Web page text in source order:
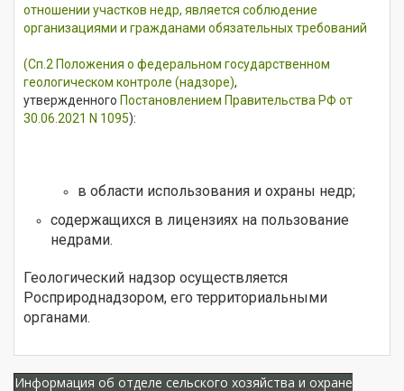
отношении участков недр, является соблюдение
организациями и гражданами обязательных требований
(Cп.2 Положения о федеральном государственном
геологическом контроле (надзоре),
утвержденного Постановлением Правительства РФ от
30.06.2021 N 1095):
в области использования и охраны недр;
содержащихся в лицензиях на пользование
недрами.
Геологический надзор осуществляется
Росприроднадзором, его территориальными
органами.
Информация об отделе сельского хозяйства и охране